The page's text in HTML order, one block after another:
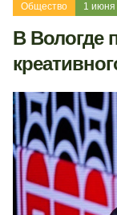
Общество 1 июня
В Вологде